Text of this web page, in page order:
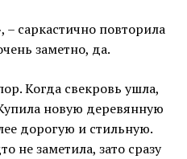
саркастично повторила
заметно, да.
Когда свекровь ушла,
новую деревянную
дорогую и стильную.
не заметила, зато сразу